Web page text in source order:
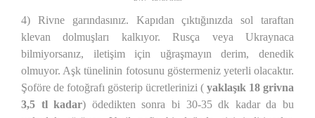
4) Rivne garındasınız. Kapıdan çıktığınızda sol taraftan
klevan dolmuşları kalkıyor. Rusça veya Ukraynaca
bilmiyorsanız, iletişim için uğraşmayın derim, denedik
olmuyor. Aşk tünelinin fotosunu göstermeniz yeterli olacaktır.
Şoföre de fotoğrafı gösterip ücretlerinizi ( yaklaşık 18 grivna
3,5 tl kadar) ödedikten sonra bi 30-35 dk kadar da bu